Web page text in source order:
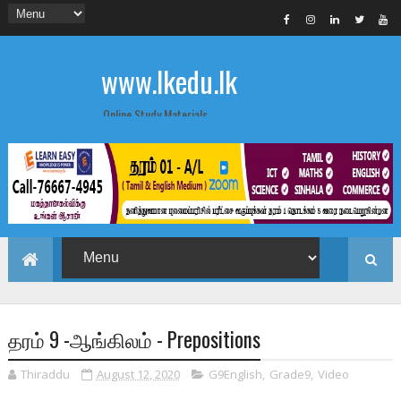
www.lkedu.lk
Online Study Materials
தரம் 9 -ஆங்கிலம் - Prepositions
Thiraddu August 12, 2020 G9English, Grade9, Video